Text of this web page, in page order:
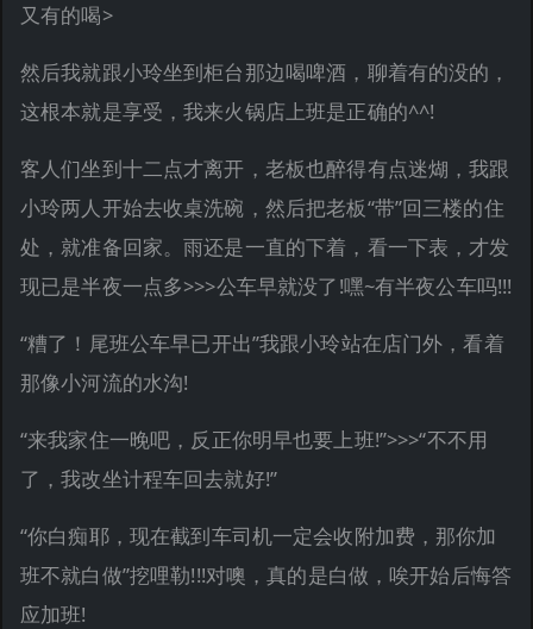
又有的喝>
然后我就跟小玲坐到柜台那边喝啤酒，聊着有的没的，
这根本就是享受，我来火锅店上班是正确的^^!
客人们坐到十二点才离开，老板也醉得有点迷煳，我跟
小玲两人开始去收桌洗碗，然后把老板“带”回三楼的住
处，就准备回家。雨还是一直的下着，看一下表，才发
现已是半夜一点多>>>公车早就没了!嘿~有半夜公车吗!!!
“糟了！尾班公车早已开出”我跟小玲站在店门外，看着
那像小河流的水沟!
“来我家住一晚吧，反正你明早也要上班!”>>>“不不用
了，我改坐计程车回去就好!”
“你白痴耶，现在截到车司机一定会收附加费，那你加
班不就白做”挖哩勒!!!对噢，真的是白做，唉开始后悔答
应加班!